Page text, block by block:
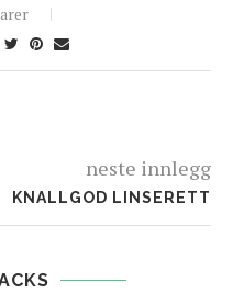
neste innlegg
KNALLGOD LINSERETT